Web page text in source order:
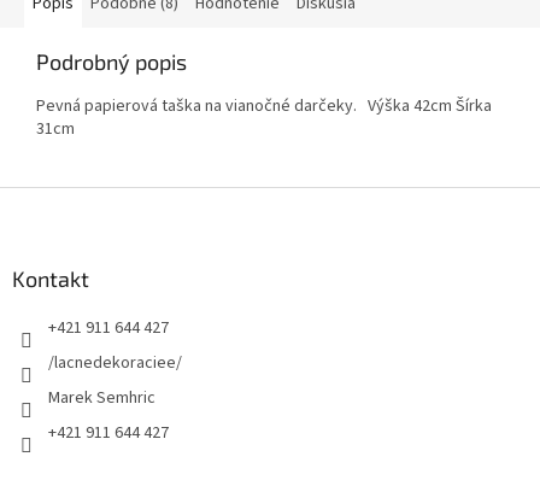
Podrobný popis
Pevná papierová taška na vianočné darčeky. Výška 42cm Šírka
31cm
Kontakt
+421 911 644 427
/lacnedekoraciee/
Marek Semhric
+421 911 644 427